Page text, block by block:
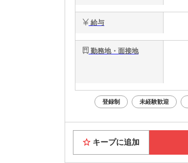
給与
勤務地・面接地
登録制 未経験歓迎
キープに追加